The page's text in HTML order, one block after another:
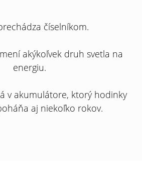
číselníkom.
akýkoľvek druh svetla na
energiu.
v akumulátore, ktorý hodinky
aj niekoľko rokov.